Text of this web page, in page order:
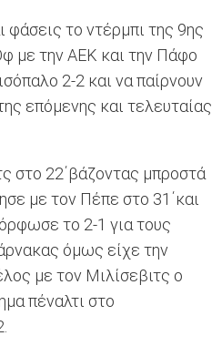
φάσεις το ντέρμπι της 9ης
με την ΑΕΚ και την Πάφο
2-2 και να παίρνουν
επόμενης και τελευταίας
στο 22΄βάζοντας μπροστά
με τον Πέπε στο 31΄και
το 2-1 για τους
όμως είχε την
με τον Μιλίσεβιτς ο
πέναλτι στο